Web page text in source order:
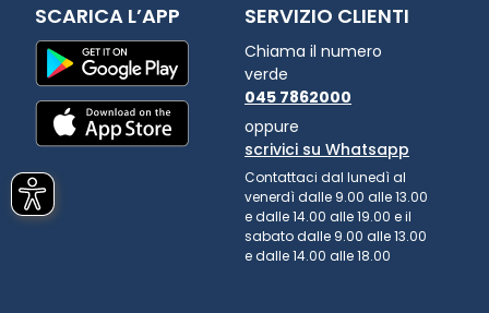
SCARICA L’APP SERVIZIO CLIENTI
Chiama il numero
verde
045 7862000
oppure
scrivici su Whatsapp
Contattaci dal lunedì al
venerdì dalle 9.00 alle 13.00
e dalle 14.00 alle 19.00 e il
sabato dalle 9.00 alle 13.00
e dalle 14.00 alle 18.00